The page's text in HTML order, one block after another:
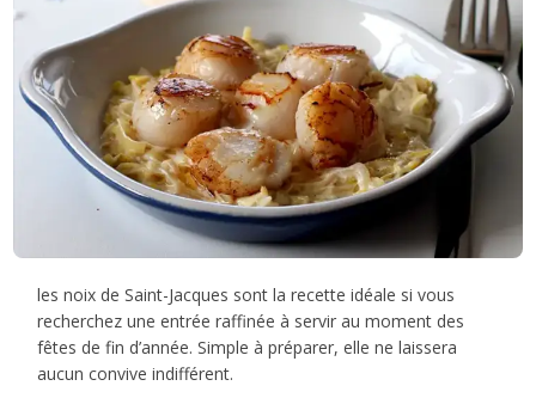
les noix de Saint-Jacques sont la recette idéale si vous
recherchez une entrée raffinée à servir au moment des
fêtes de fin d’année. Simple à préparer, elle ne laissera
aucun convive indifférent.